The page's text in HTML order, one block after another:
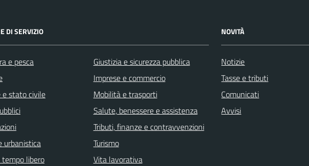
DI SERVIZIO
e pesca
e stato civile
urbanistica
libero
Giustizia e sicurezza pubblica
Imprese e commercio
Mobilità e trasporti
Salute, benessere e assistenza
Tributi, finanze e contravvenzioni
Turismo
Vita lavorativa
NOVITÀ
Notizie
Tasse e tributi
Comunicati
Avvisi